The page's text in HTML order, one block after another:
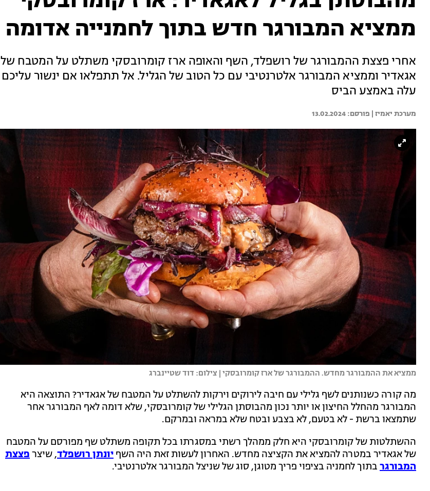
ממציא המבורגר חדש בתוך לחמנייה אדומה
אחרי פצצת ההמבורגר של רושפלד, השף והאופה ארז קומרובסקי משתלט על המטבח של
אגאדיר וממציא המבורגר אלטרנטיבי עם כל הטוב של הגליל. אל תתפלאו אם ינשור עליכם
עלה באמצע הביס
מערכת יאמיז | 13.02.2024
ממציא את ההמבורגר מחדש. ההמבורגר של ארז קומרובסקי | צילום: דוד שטיינברג
מה קורה כשנותנים לשף גלילי עם חיבה לירוקים וירקות להשתלט על המטבח של אגאדיר? התוצאה היא
המבורגר מהחלל החיצון או יותר נכון מהבוסתן הגלילי של קומרובסקי, שלא דומה לאף המבורגר אחר
שתמצאו ברשת - לא בטעם, לא בצבע ובטח שלא במראה ובמרקם.
ההשתלטות של קומרובסקי היא חלק ממהלך רשתי במסגרתו בכל תקופה משתלט שף מפורסם על המטבח
של אגאדיר במטרה להמציא את הקציצה מחדש. האחרון לעשות זאת היה השף יונתן רושפלד, שיצרפצצת
המבורגר בתוך לחמניה בציפוי פריך מטוגן, סוג של שניצל המבורגר אלטרנטיבי.